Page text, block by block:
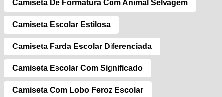
Camiseta De Formatura Com Animal Selvagem
Camiseta Escolar Estilosa
Camiseta Farda Escolar Diferenciada
Camiseta Escolar Com Significado
Camiseta Com Lobo Feroz Escolar